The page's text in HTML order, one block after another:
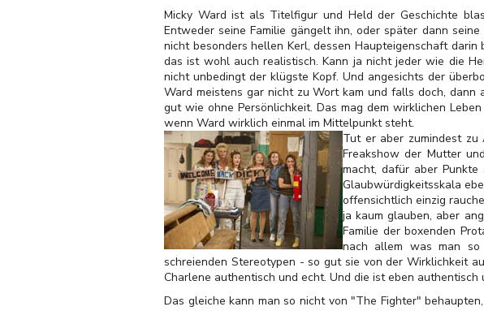
Micky Ward ist als Titelfigur und Held der Geschichte
Entweder seine Familie gängelt ihn, oder später dann
nicht besonders hellen Kerl, dessen Haupteigenschaft
das ist wohl auch realistisch. Kann ja nicht jeder wie die
nicht unbedingt der klügste Kopf. Und angesichts der
Ward meistens gar nicht zu Wort kam und falls doch,
gut wie ohne Persönlichkeit. Das mag dem wirklichen
wenn Ward wirklich einmal im Mittelpunkt steht.
Tut er aber zumindest
Freakshow der Mutter
macht, dafür aber
Glaubwürdigkeitsskala
offensichtlich einzig
ja kaum glauben, aber
Familie der boxenden
nach allem was man so
schreienden Stereotypen - so gut sie von der Wirklichkeit
Charlene authentisch und echt. Und die ist eben authentisch
Das gleiche kann man so nicht von "The Fighter"